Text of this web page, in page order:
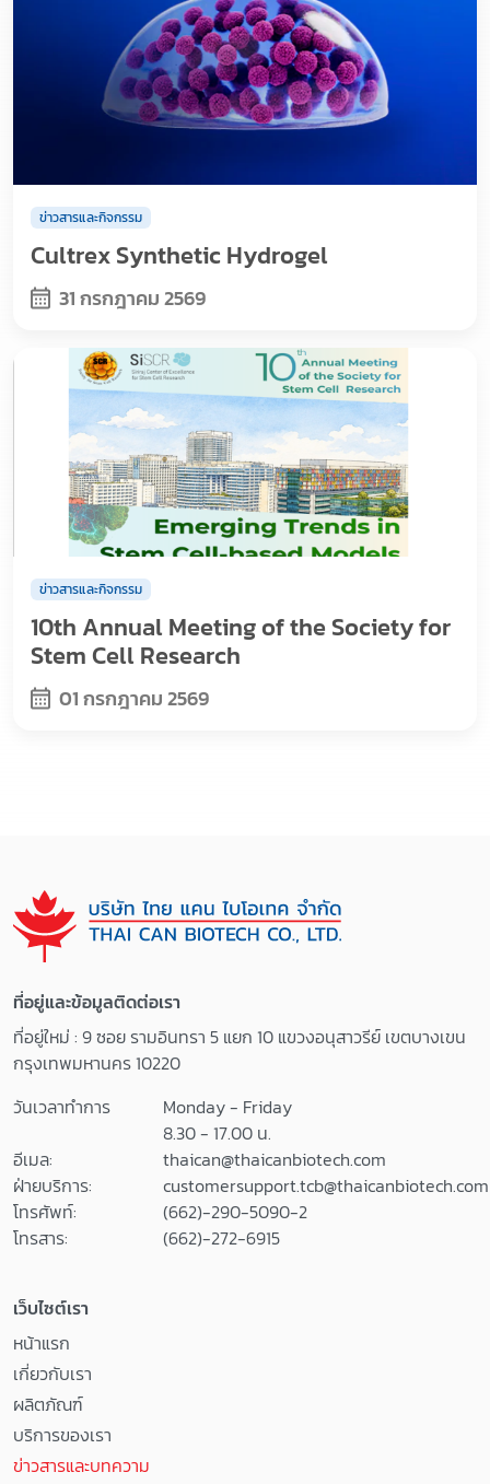
ข่าวสารและกิจกรรม
Cultrex Synthetic Hydrogel
31 กรกฎาคม 2569
ข่าวสารและกิจกรรม
10th Annual Meeting of the Society for
Stem Cell Research
01 กรกฎาคม 2569
ที่อยู่และข้อมูลติดต่อเรา
ที่อยู่ใหม่ : 9 ซอย รามอินทรา 5 แยก 10 แขวงอนุสาวรีย์ เขตบางเขน
กรุงเทพมหานคร 10220
วันเวลาทำการ
Monday - Friday
8.30 - 17.00 น.
อีเมล:
thaican@thaicanbiotech.com
ฝ่ายบริการ:
customersupport.tcb@thaicanbiotech.com
โทรศัพท์:
(662)-290-5090-2
โทรสาร:
(662)-272-6915
เว็บไซต์เรา
หน้าแรก
เกี่ยวกับเรา
ผลิตภัณฑ์
บริการของเรา
ข่าวสารและบทความ